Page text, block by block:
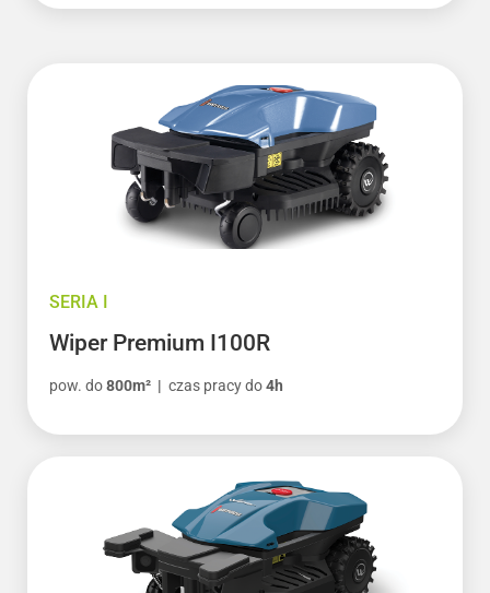
SERIA I
Wiper Premium I100R
pow. do800m² | czas pracy do4h